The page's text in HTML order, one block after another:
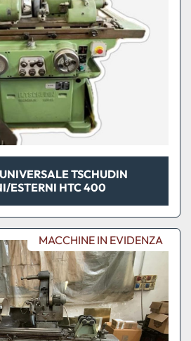
TSCHUDIN
ESTERNI HTC 400
MACCHINE IN EVIDENZA